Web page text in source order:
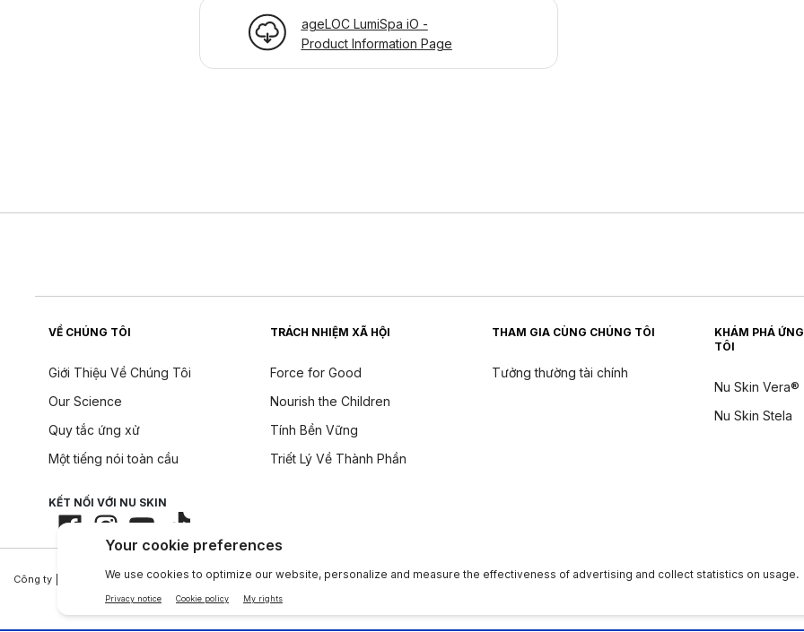
ageLOC LumiSpa iO -
Product Information Page
VỀ CHÚNG TÔI
Giới Thiệu Về Chúng Tôi
Our Science
Quy tắc ứng xử
Một tiếng nói toàn cầu
TRÁCH NHIỆM XÃ HỘI
Force for Good
Nourish the Children
Tính Bền Vững
Triết Lý Về Thành Phần
THAM GIA CÙNG CHÚNG TÔI
Tưởng thường tài chính
KHÁM PHÁ
TÔI
Nu Skin Vera®
Nu Skin Stela
KẾT NỐI VỚI NU SKIN
Công ty Legal Center | Terms of Use Thông tin liên lạc | Quy Định T.T Cá Nhân | Quyền của chủ thể dữ liệu |